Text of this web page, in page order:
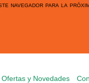
navegador para la
Ofertas y Novedades